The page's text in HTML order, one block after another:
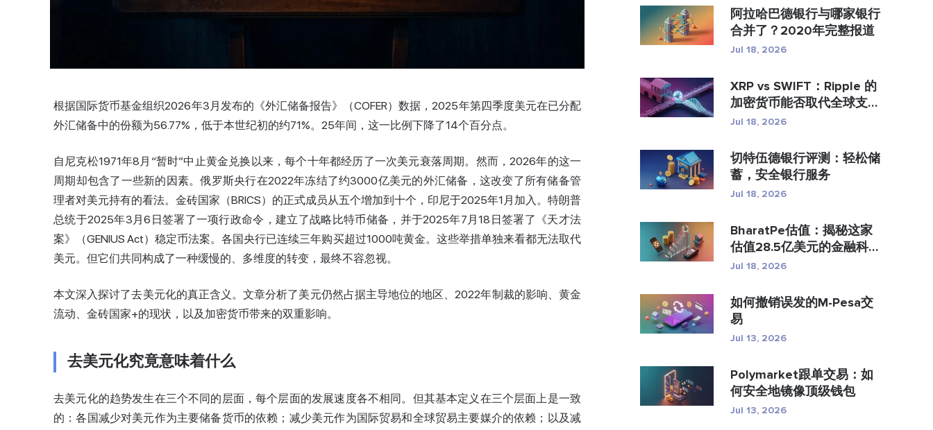
根据国际货币基金组织2026年3月发布的《外汇储备报告》（COFER）数据，2025年第四季度美元在已分配
外汇储备中的份额为56.77%，低于本世纪初的约71%。25年间，这一比例下降了14个百分点。
自尼克松1971年8月“暂时”中止黄金兑换以来，每个十年都经历了一次美元衰落周期。然而，2026年的这一
周期却包含了一些新的因素。俄罗斯央行在2022年冻结了约3000亿美元的外汇储备，这改变了所有储备管
理者对美元持有的看法。金砖国家（BRICS）的正式成员从五个增加到十个，印尼于2025年1月加入。特朗普
总统于2025年3月6日签署了一项行政命令，建立了战略比特币储备，并于2025年7月18日签署了《天才法
案》（GENIUS Act）稳定币法案。各国央行已连续三年购买超过1000吨黄金。这些举措单独来看都无法取代
美元。但它们共同构成了一种缓慢的、多维度的转变，最终不容忽视。
本文深入探讨了去美元化的真正含义。文章分析了美元仍然占据主导地位的地区、2022年制裁的影响、黄金
流动、金砖国家+的现状，以及加密货币带来的双重影响。
去美元化究竟意味着什么
去美元化的趋势发生在三个不同的层面，每个层面的发展速度各不相同。但其基本定义在三个层面上是一致
的：各国减少对美元作为主要储备货币的依赖；减少美元作为国际贸易和全球贸易主要媒介的依赖；以及减
阿拉哈巴德银行与哪家银行
合并了？2020年完整报道
Jul 18, 2026
XRP vs SWIFT：Ripple 的
加密货币能否取代全球支
付？
Jul 18, 2026
切特伍德银行评测：轻松储
蓄，安全银行服务
Jul 18, 2026
BharatPe估值：揭秘这家
估值28.5亿美元的金融科技
独...
Jul 18, 2026
如何撤销误发的M-Pesa交
易
Jul 13, 2026
Polymarket跟单交易：如
何安全地镜像顶级钱包
Jul 13, 2026